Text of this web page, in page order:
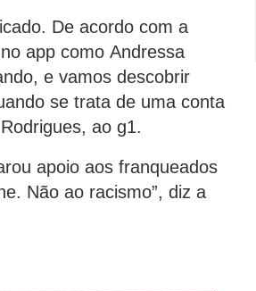
De acordo com a
app como Andressa
e vamos descobrir
se trata de uma conta
ao g1.
apoio aos franqueados
Não ao racismo”, diz a